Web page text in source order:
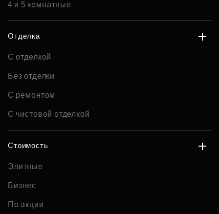
4 и 5 комнатные
Отделка
С отделкой
Без отделки
С ремонтом
С чистовой отделкой
Стоимость
Элитные
Бизнес
По акции